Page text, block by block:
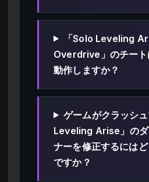
「Solo Leveling
Overdrive」のチート
動作しますか？
ゲームがクラッシ
Leveling Arise」のダ
ナーを修正するには
ですか？